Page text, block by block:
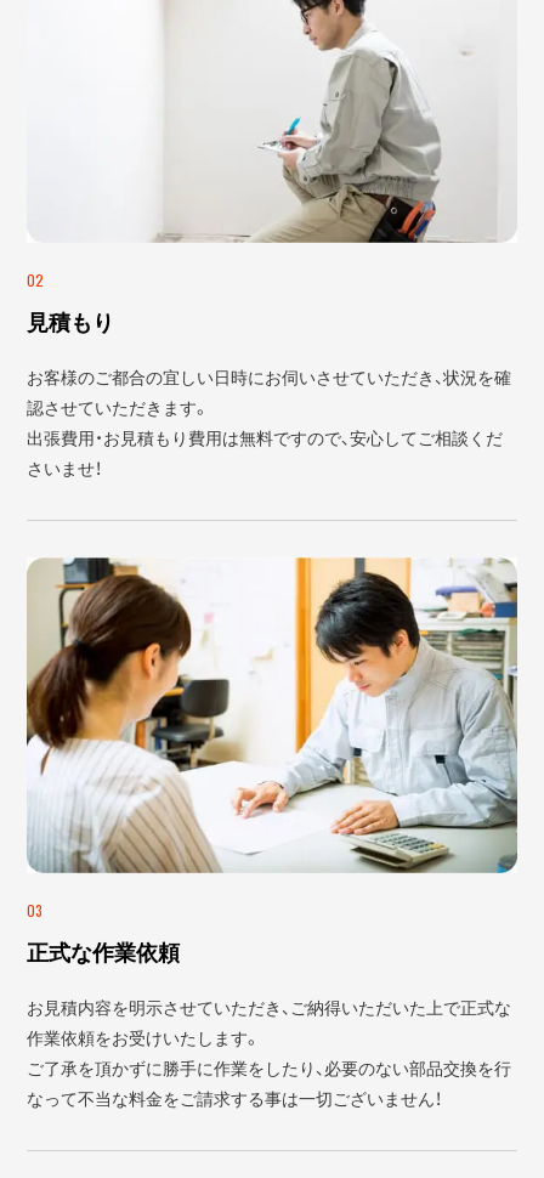
02
見積もり
お客様のご都合の宜しい日時にお伺いさせていただき、状況を確
認させていただきます。
出張費用・お見積もり費用は無料ですので、安心してご相談くだ
さいませ！
03
正式な作業依頼
お見積内容を明示させていただき、ご納得いただいた上で正式な
作業依頼をお受けいたします。
ご了承を頂かずに勝手に作業をしたり、必要のない部品交換を行
なって不当な料金をご請求する事は一切ございません！